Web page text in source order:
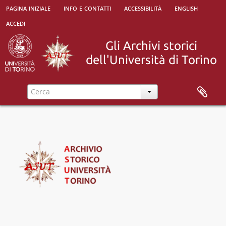
pagina iniziale info e contatti accessibilità
english
accedi
[Raccolta] Collezione "Marco Albera", 1500 - 2000
[Serie] Associazioni goliardiche, culturali e politiche, 1890 - 2021
[Unità archivistica] Amici della Musica, 1936 - 1938
[Unità archivistica] Associazione amichevole fra gli ingegneri ex-allievi della Scuola di Torino, poi Associazione ingegneri e architetti del Castello del Valentino, 1911 - 1959
[Unità archivistica] Associazione "Galileo Ferraris", poi Sindacato nazionale allievi ingegneri - S.N.A.I., 1911 - 1921